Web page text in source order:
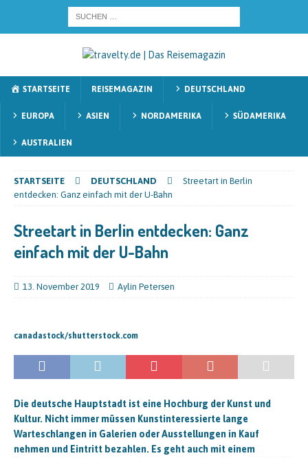
STARTSEITE REISEMAGAZIN DEUTSCHLAND
EUROPA ASIEN NORDAMERIKA SÜDAMERIKA
AUSTRALIEN
STARTSEITE DEUTSCHLAND
Streetart in Berlin
entdecken: Ganz einfach mit der U-Bahn
Streetart in Berlin entdecken: Ganz
einfach mit der U-Bahn
13. November 2019 Aylin Petersen
canadastock/shutterstock.com
Die deutsche Hauptstadt ist eine Hochburg der Kunst und
Kultur. Nicht immer müssen Kunstinteressierte lange
Warteschlangen in Galerien oder Ausstellungen in Kauf
nehmen und Eintritt bezahlen. Es geht auch mit einem